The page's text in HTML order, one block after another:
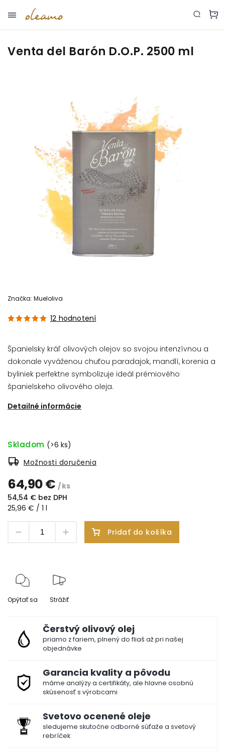
Venta del Barón D.O.P. 2500 ml
12 hodnotení
Španielsky kráľ olivových olejov so svojou intenzívnou a
dokonale vyváženou chuťou paradajok, mandlí, korenia a
byliniek perfektne symbolizuje ideál prémiového
španielskeho olivového oleja.
Detailné informácie
Značka: Mueloliva
64,90 € / ks
54,54 € bez DPH
25,96 € / 1 l
Skladom (>6 ks)
Možnosti doručenia
Pridať do košíka
Opýtať sa Strážiť
Čerstvý olivový olej
priamo z fariem, plnený do fliaš až pri našej
objednávke
Garancia kvality a pôvodu
máme analýzy a certifikáty, ale hlavne osobnú
skúsenosť s výrobcami
Svetovo ocenené oleje
sledujeme skutočne odborné súťaže a svetový
rebríček